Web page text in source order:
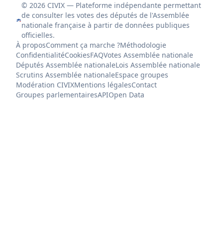
© 2026 CIVIX — Plateforme indépendante permettant
de consulter les votes des députés de l'Assemblée
nationale française à partir de données publiques
officielles.
À proposComment ça marche ?Méthodologie
ConfidentialitéCookiesFAQVotes Assemblée nationale
Députés Assemblée nationaleLois Assemblée nationale
Scrutins Assemblée nationaleEspace groupes
Modération CIVIXMentions légalesContact
Groupes parlementairesAPIOpen Data